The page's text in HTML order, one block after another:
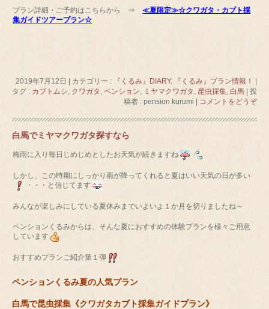
プラン詳細・ご予約はこちらから ⇒≪夏限定≫☆クワガタ・カブト採
集ガイドツアープラン☆
2019年7月12日 カテゴリー : 『くるみ』DIARY, 『くるみ』プラン情報！
タグ : カブトムシ, クワガタ , ペンション, ミヤマクワガタ , 昆虫採集, 白馬
投
稿者 : pension kurumi
コメントをどうぞ
白馬でミヤマクワガタ探すなら
梅雨に入り毎日じめじめとしたお天気が続きますね
しかし、この時期にしっかり雨が降ってくれると夏はいい天気の日が多い
・・・と信じてます
みんなが楽しみにしている夏休みまでいよいよ１か月を切りましたね～
ペンションくるみからは、そんな夏におすすめの体験プランを様々ご用意
しています
おすすめプランご紹介第１弾
ペンションくるみ夏の人気プラン
白馬で昆虫採集《クワガタカブト採集ガイドプラン》